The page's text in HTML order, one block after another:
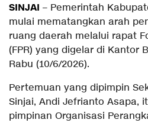
SINJAI – Pemerintah
mulai mematangkan arah
ruang daerah melalui rapat
(FPR) yang digelar di Kantor
Rabu (10/6/2026).
Pertemuan yang dipimpin
Sinjai, Andi Jefrianto Asapa,
pimpinan Organisasi